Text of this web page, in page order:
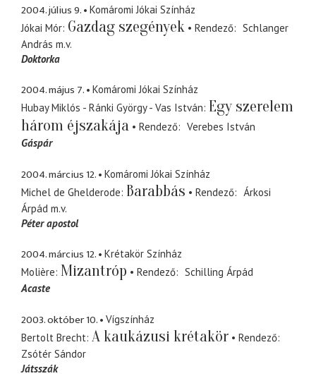
2004. július 9.
Komáromi Jókai Színház
Jókai Mór Gazdag szegények Rendező
Schlanger
András m.v.
Doktorka
2004. május 7.
Komáromi Jókai Színház
Hubay Miklós - Ránki György - Vas István Egy szerelem
három éjszakája
Rendező
Verebes István
Gáspár
2004. március 12.
Komáromi Jókai Színház
Michel de Ghelderode Barabbás Rendező
Árkosi
Árpád m.v.
Péter apostol
2004. március 12.
Krétakör Színház
Molière Mizantróp Rendező
Schilling Árpád
Acaste
2003. október 10.
Vígszínház
Bertolt Brecht A kaukázusi krétakör
Rendező
Zsótér Sándor
Játsszák